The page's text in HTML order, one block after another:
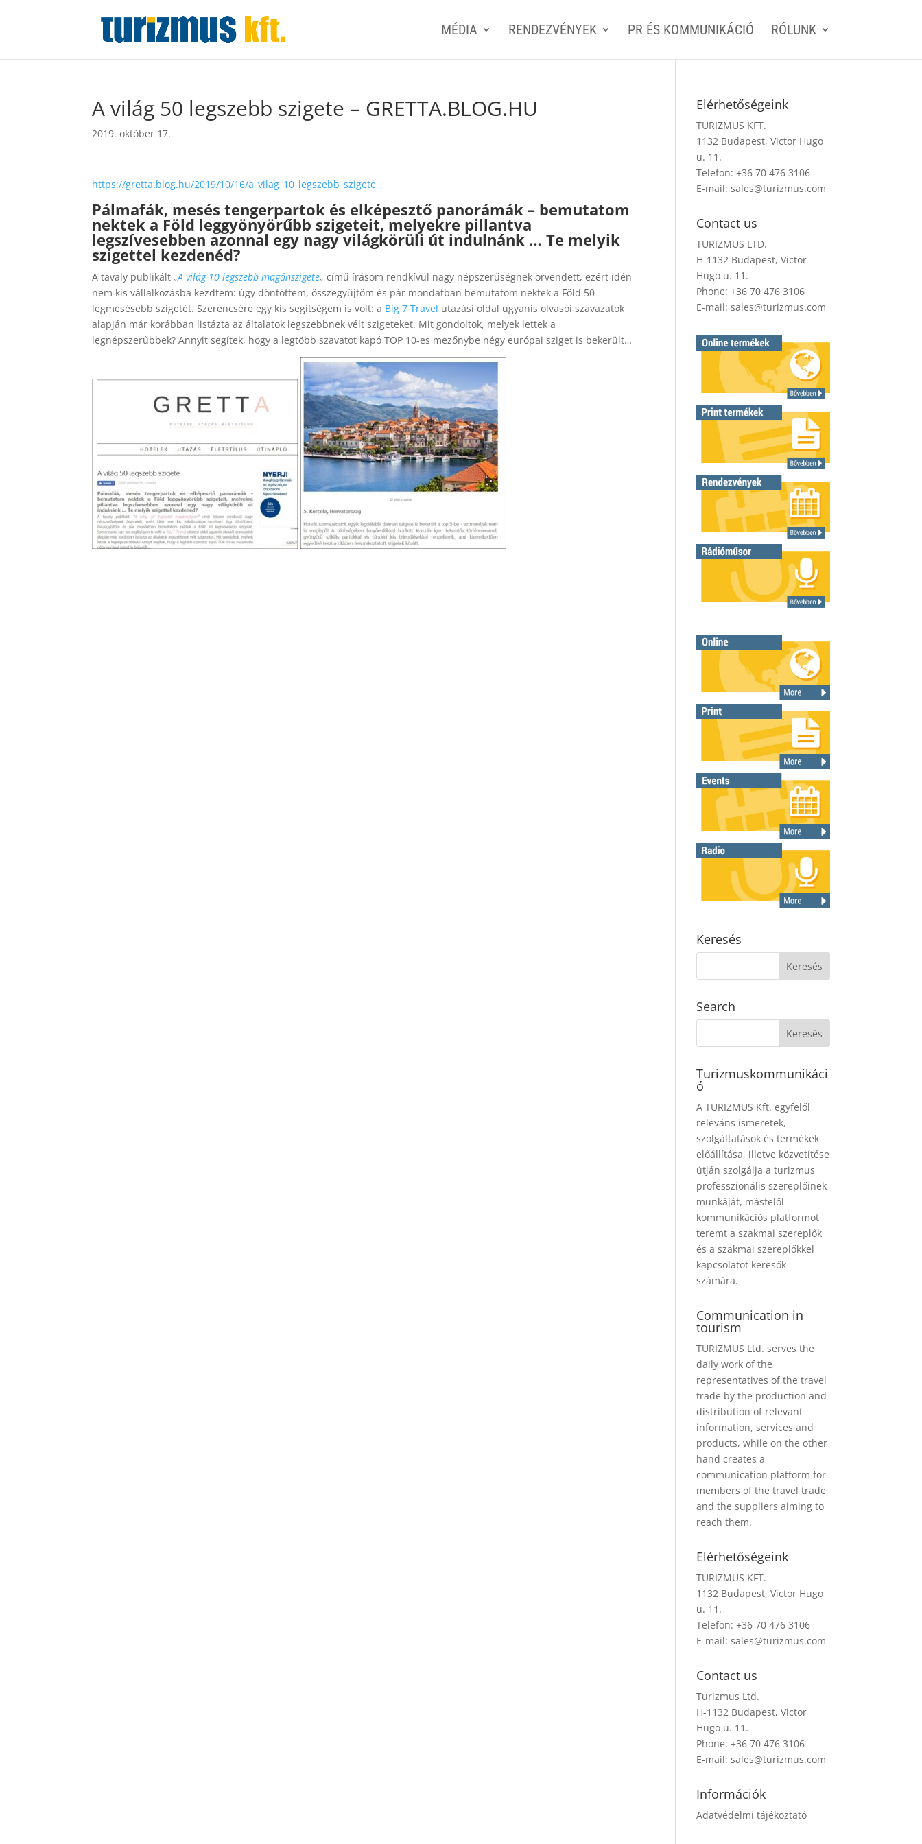
MÉDIA RENDEZVÉNYEK PR ÉS KOMMUNIKÁCIÓ RÓLUNK
A világ 50 legszebb szigete – GRETTA.BLOG.HU
2019. október 17.
https://gretta.blog.hu/2019/10/16/a_vilag_10_legszebb_szigete
Pálmafák, mesés tengerpartok és elképesztő panorámák – bemutatom
nektek a Föld leggyönyörűbb szigeteit, melyekre pillantva
legszívesebben azonnal egy nagy világkörüli út indulnánk … Te melyik
szigettel kezdenéd?
A tavaly publikált„A világ 10 legszebb magánszigete„ című írásom rendkívül nagy népszerűségnek örvendett, ezért idén
nem kis vállalkozásba kezdtem: úgy döntöttem, összegyűjtöm és pár mondatban bemutatom nektek a Föld 50
legmesésebb szigetét. Szerencsére egy kis segítségem is volt: a Big 7 Travel utazási oldal ugyanis olvasói szavazatok
alapján már korábban listázta az általatok legszebbnek vélt szigeteket. Mit gondoltok, melyek lettek a
legnépszerűbbek? Annyit segítek, hogy a legtöbb szavatot kapó TOP 10-es mezőnybe négy európai sziget is bekerült…
Elérhetőségeink
TURIZMUS KFT.
1132 Budapest, Victor Hugo
u. 11.
Telefon: +36 70 476 3106
E-mail:sales@turizmus.com
Contact us
TURIZMUS LTD.
H-1132 Budapest, Victor
Hugo u. 11.
Phone: +36 70 476 3106
E-mail:sales@turizmus.com
Keresés
Search
Turizmuskommunikáci
ó
A TURIZMUS Kft. egyfelől
releváns ismeretek,
szolgáltatások és termékek
előállítása, illetve közvetítése
útján szolgálja a turizmus
professzionális szereplőinek
munkáját, másfelől
kommunikációs platformot
teremt a szakmai szereplők
és a szakmai szereplőkkel
kapcsolatot keresők
számára.
Communication in
tourism
TURIZMUS Ltd. serves the
daily work of the
representatives of the travel
trade by the production and
distribution of relevant
information, services and
products, while on the other
hand creates a
communication platform for
members of the travel trade
and the suppliers aiming to
reach them.
Elérhetőségeink
TURIZMUS KFT.
1132 Budapest, Victor Hugo
u. 11.
Telefon: +36 70 476 3106
E-mail:sales@turizmus.com
Contact us
Turizmus Ltd.
H-1132 Budapest, Victor
Hugo u. 11.
Phone: +36 70 476 3106
E-mail:sales@turizmus.com
Információk
Adatvédelmi tájékoztató